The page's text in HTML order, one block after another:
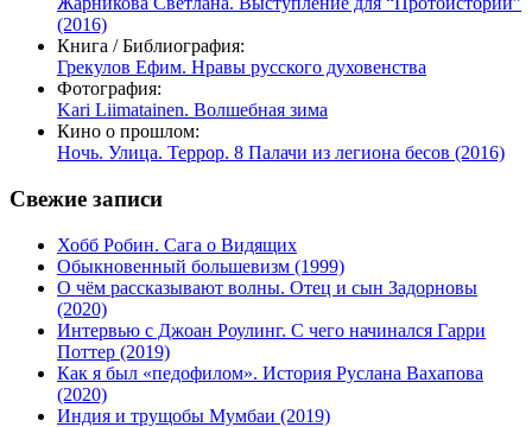
(2016)
Книга / Библиография:
Грекулов Ефим. Нравы русского духовенства
Фотография:
Kari Liimatainen. Волшебная зима
Кино о прошлом:
Ночь. Улица. Террор. 8 Палачи из легиона бесов (2016)
Свежие записи
Хобб Робин. Сага о Видящих
Обыкновенный большевизм (1999)
О чём рассказывают волны. Отец и сын Задорновы
(2020)
Интервью с Джоан Роулинг. С чего начинался Гарри
Поттер (2019)
Как я был «педофилом». История Руслана Вахапова
(2020)
Индия и трущобы Мумбаи (2019)